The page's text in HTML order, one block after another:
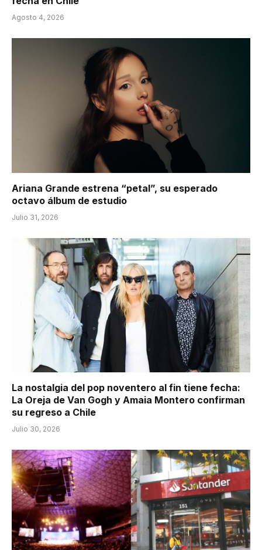
Agosto 4, 2026
Ariana Grande estrena “petal”, su esperado
octavo álbum de estudio
Julio 31, 2026
La nostalgia del pop noventero al fin tiene fecha:
La Oreja de Van Gogh y Amaia Montero confirman
su regreso a Chile
Julio 30, 2026